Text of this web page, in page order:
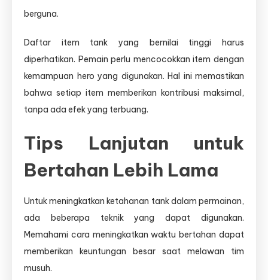
berguna.
Daftar item tank yang bernilai tinggi harus
diperhatikan. Pemain perlu mencocokkan item dengan
kemampuan hero yang digunakan. Hal ini memastikan
bahwa setiap item memberikan kontribusi maksimal,
tanpa ada efek yang terbuang.
Tips Lanjutan untuk
Bertahan Lebih Lama
Untuk meningkatkan ketahanan tank dalam permainan,
ada beberapa teknik yang dapat digunakan.
Memahami cara meningkatkan waktu bertahan dapat
memberikan keuntungan besar saat melawan tim
musuh.